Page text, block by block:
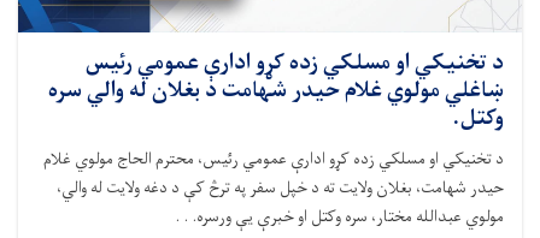
د تخنيکي او مسلکي زده کړو ادارې عمومي رئیس
ښاغلي مولوي غلام حیدر شهامت د بغلان له والي سره
وکتل.
د تخنیکي او مسلکي زده کړو ادارې عمومي رئیس، محترم الحاج مولوي غلام
حیدر شهامت، بغلان ولایت ته د خپل سفر په ترڅ کې د دغه ولایت له والي،
مولوي عبدالله مختار، سره وکتل او خبرې یې ورسره. . .